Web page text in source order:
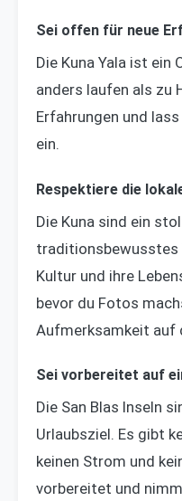
Sei offen für neue
Die Kuna Yala ist ein
anders laufen als zu
Erfahrungen und
ein.
Respektiere die
Die Kuna sind ein
traditionsbewusstes
Kultur und ihre
bevor du Fotos
Aufmerksamkeit auf
Sei vorbereitet auf
Die San Blas Inseln
Urlaubsziel. Es gibt
keinen Strom und
vorbereitet und